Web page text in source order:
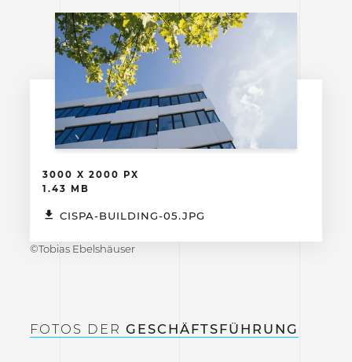
3000 X 2000 PX
1.43 MB
CISPA-BUILDING-05.JPG
©Tobias Ebelshäuser
FOTOS DER GESCHÄFTSFÜHRUNG